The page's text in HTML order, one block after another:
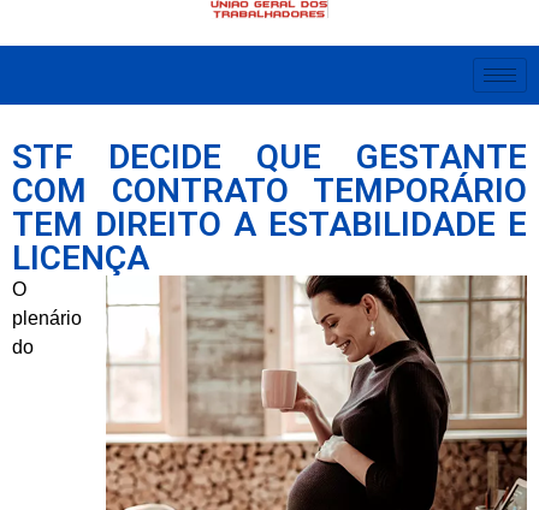
STF DECIDE QUE GESTANTE
COM CONTRATO TEMPORÁRIO
TEM DIREITO A ESTABILIDADE E
LICENÇA
O
plenário
do